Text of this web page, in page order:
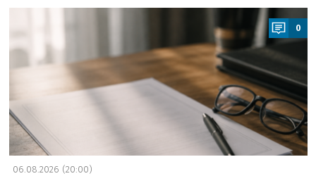
a
0
06.08.2026 (20:00)